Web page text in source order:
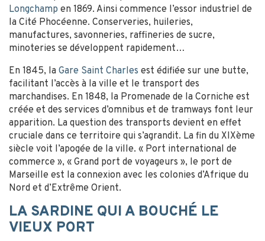
Longchamp en 1869. Ainsi commence l’essor industriel de
la Cité Phocéenne. Conserveries, huileries,
manufactures, savonneries, raffineries de sucre,
minoteries se développent rapidement…
En 1845, la Gare Saint Charles est édifiée sur une butte,
facilitant l’accès à la ville et le transport des
marchandises. En 1848, la Promenade de la Corniche est
créée et des services d’omnibus et de tramways font leur
apparition. La question des transports devient en effet
cruciale dans ce territoire qui s’agrandit. La fin du XIXème
siècle voit l’apogée de la ville. « Port international de
commerce », « Grand port de voyageurs », le port de
Marseille est la connexion avec les colonies d’Afrique du
Nord et d’Extrême Orient.
LA SARDINE QUI A BOUCHÉ LE
VIEUX PORT